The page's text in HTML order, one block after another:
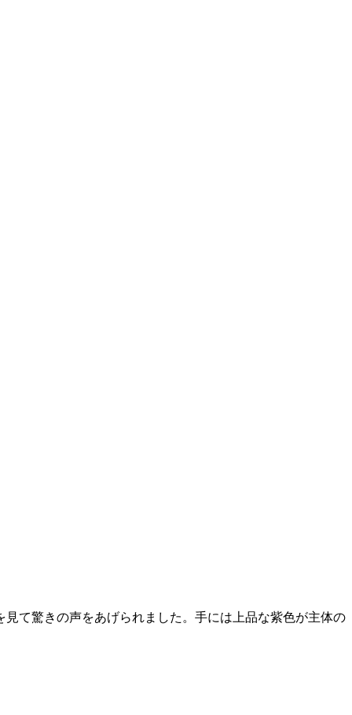
て驚きの声をあげられました。手には上品な紫色が主体の